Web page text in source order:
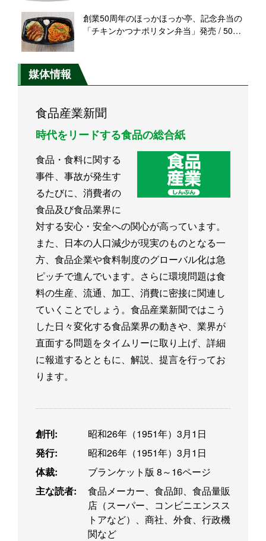
創業50周年のほっかほっか亭、記念弁当の
「チキンかつナポリタン弁当」発売 / 50周
媒体情報
食品産業新聞
時代をリードする食品の総合紙
食品・食料に関する
事件、事故が発生す
るたびに、消費者の
食品及び食品業界に
対する安心・安全への関心が高っています。
また、日本の人口減少が現実のものとなる一
方、食品企業や食料制度のグローバル化は急
ピッチで進んでいます。さらに環境問題は食
料の生産、流通、加工、消費に密接に関連し
ていくことでしょう。食品産業新聞ではこう
した日々変化する食品業界の動きや、業界が
直面する問題をタイムリーに取り上げ、詳細
に報道するとともに、解説、提言を行ってお
ります。
創刊:
昭和26年（1951年）3月1日
発行:
昭和26年（1951年）3月1日
体裁:
ブランケット版 8～16ページ
主な読者:
食品メーカー、食品卸、食品量販
店（スーパー、コンビニエンスス
トアなど）、商社、外食、行政機
関など